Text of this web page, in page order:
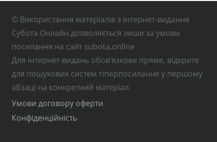
© Використання матеріалів з інтернет-видання
Субота Онлайн дозволяється лише за умови
посилання на сайт subota.online
Для інтернет-видань обов’язкове пряме, відкрите
для пошукових систем гіперпосилання у першому
абзаці на конкретний матеріал.
Умови договору оферти
Конфіденційність